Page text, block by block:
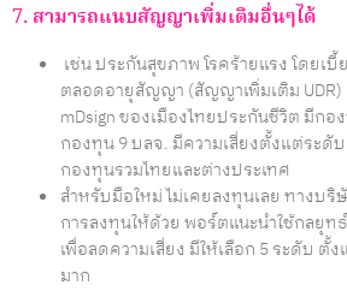
7. สามารถแนบสัญญาเพิ่มเติมอื่นๆได้
เช่น ประกันสุขภาพ โรคร้ายแรง โดยเ
ตลอดอายุสัญญา (สัญญาเพิ่มเติม UDR)
mDsign ของเมืองไทยประกันชีวิต มีก
กองทุน 9 บลจ. มีความเสี่ยงตั้งแต่ระดั
กองทุนรวมไทยและต่างประเทศ
สำหรับมือใหม่ ไม่เคยลงทุนเลย ทางบ
การลงทุนให้ด้วย พอร์ตแนะนำใช้กลยุท
เพื่อลดความเสี่ยง มีให้เลือก 5 ระดับ ตั้
มาก